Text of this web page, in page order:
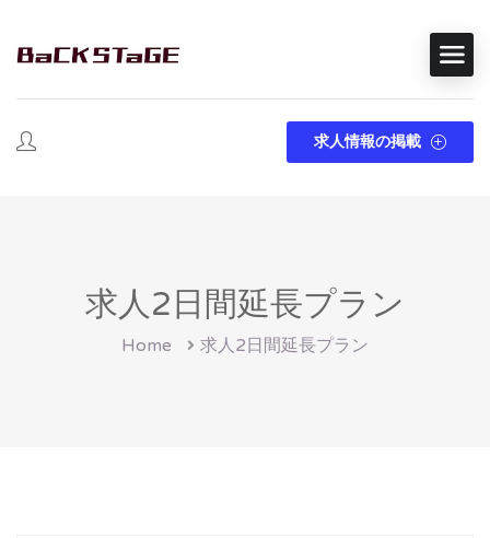
求人情報の掲載
求人2日間延長プラン
Home 求人2日間延長プラン